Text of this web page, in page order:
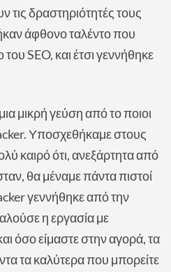
τις δραστηριότητές τους
άφθονο ταλέντο που
SEO, και έτσι γεννήθηκε
μικρή γεύση από το ποιοι
Υποσχεθήκαμε στους
καιρό ότι, ανεξάρτητα από
θα μέναμε πάντα πιστοί
γεννήθηκε από την
η εργασία με
όσο είμαστε στην αγορά, τα
τα καλύτερα που μπορείτε